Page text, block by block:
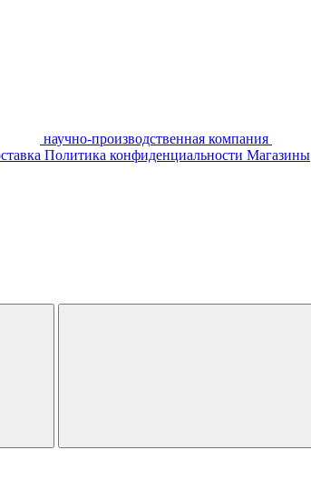
научно-производственная компания
Политика конфиденциальности Магазины